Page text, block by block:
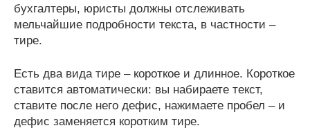
бухгалтеры, юристы должны отслеживать
мельчайшие подробности текста, в частности –
тире.
Есть два вида тире – короткое и длинное. Короткое
ставится автоматически: вы набираете текст,
ставите после него дефис, нажимаете пробел – и
дефис заменяется коротким тире.